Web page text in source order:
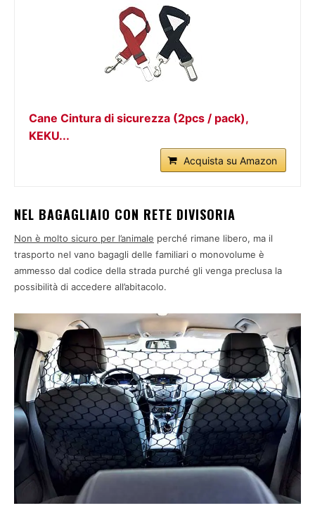
Cane Cintura di sicurezza (2pcs / pack),
KEKU...
Acquista su Amazon
NEL BAGAGLIAIO CON RETE DIVISORIA
Non è molto sicuro per l’animale perché rimane libero, ma il
trasporto nel vano bagagli delle familiari o monovolume è
ammesso dal codice della strada purché gli venga preclusa la
possibilità di accedere all’abitacolo.